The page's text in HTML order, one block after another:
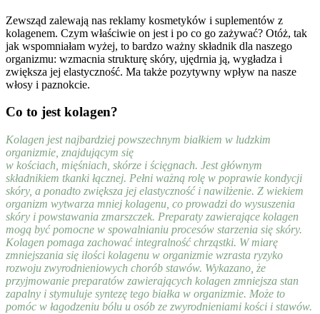
Zewsząd zalewają nas reklamy kosmetyków i suplementów z
kolagenem. Czym właściwie on jest i po co go zażywać? Otóż, tak
jak wspomniałam wyżej, to bardzo ważny składnik dla naszego
organizmu: wzmacnia strukturę skóry, ujędrnia ją, wygładza i
zwiększa jej elastyczność. Ma także pozytywny wpływ na nasze
włosy i paznokcie.
Co to jest kolagen?
Kolagen jest najbardziej powszechnym białkiem w ludzkim
organizmie, znajdującym się
w kościach, mięśniach, skórze i ścięgnach. Jest głównym
składnikiem tkanki łącznej. Pełni ważną rolę w poprawie kondycji
skóry, a ponadto zwiększa jej elastyczność i nawilżenie. Z wiekiem
organizm wytwarza mniej kolagenu, co prowadzi do wysuszenia
skóry i powstawania zmarszczek. Preparaty zawierające kolagen
mogą być pomocne w spowalnianiu procesów starzenia się skóry.
Kolagen pomaga zachować integralność chrząstki. W miarę
zmniejszania się ilości kolagenu w organizmie wzrasta ryzyko
rozwoju zwyrodnieniowych chorób stawów. Wykazano, że
przyjmowanie preparatów zawierających kolagen zmniejsza stan
zapalny i stymuluje syntezę tego białka w organizmie. Może to
pomóc w łagodzeniu bólu u osób ze zwyrodnieniami kości i stawów.